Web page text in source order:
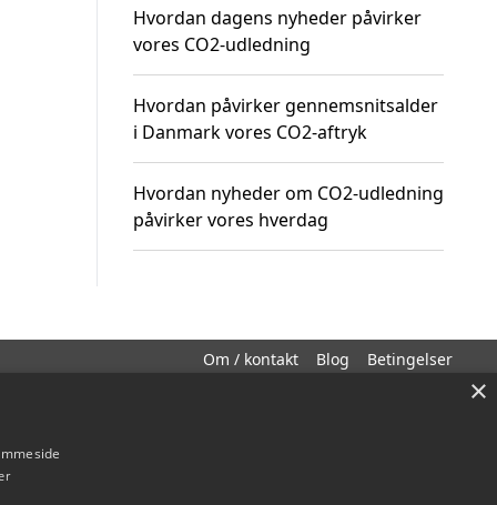
Hvordan dagens nyheder påvirker
vores CO2-udledning
Hvordan påvirker gennemsnitsalder
i Danmark vores CO2-aftryk
Hvordan nyheder om CO2-udledning
påvirker vores hverdag
Om / kontakt Blog Betingelser
×